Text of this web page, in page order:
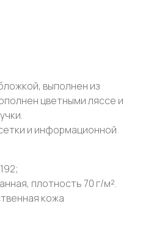
выполнен из
цветными ляссе и
и информационной
плотность 70 г/м².
кожа